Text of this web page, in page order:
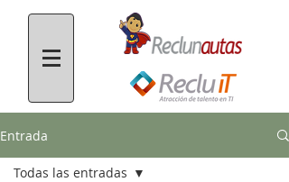
Entrada
Todas las entradas